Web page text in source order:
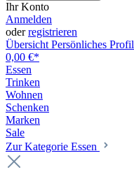
Ihr Konto
Anmelden
oderregistrieren
Übersicht Persönliches Profil
0,00 €*
Essen
Trinken
Wohnen
Schenken
Marken
Sale
Zur Kategorie Essen